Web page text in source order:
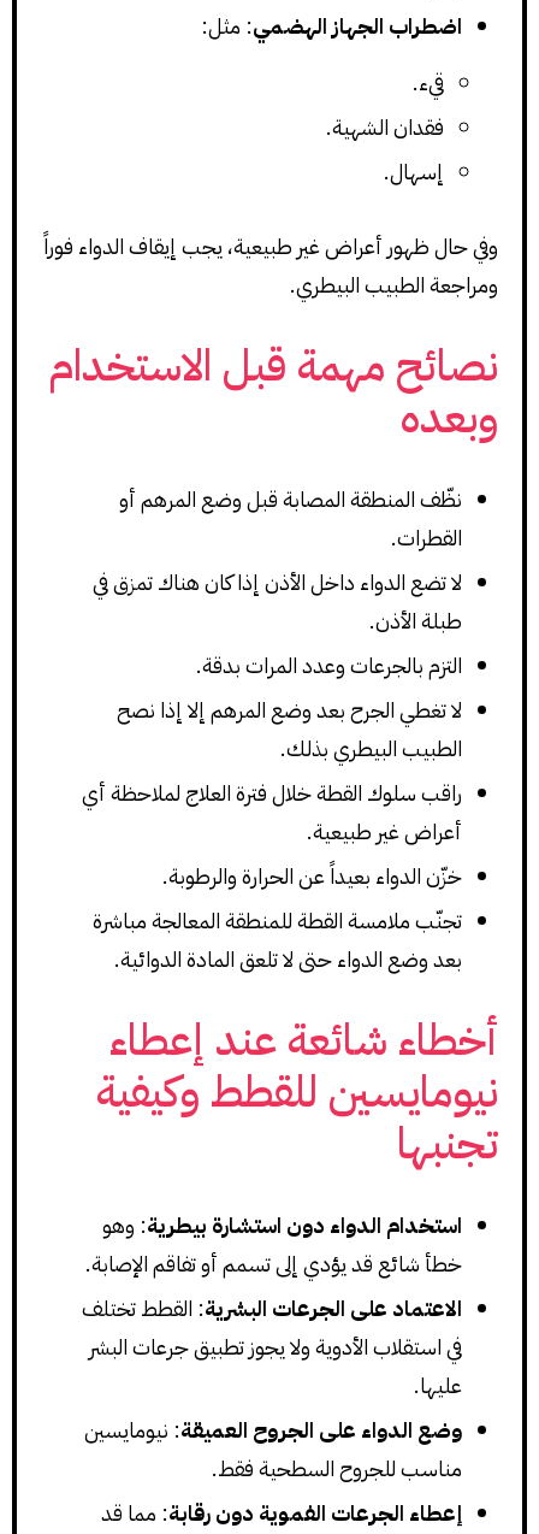
اضطراب الجهاز الهضمي: مثل:
قيء.
فقدان الشهية.
إسهال.
وفي حال ظهور أعراض غير طبيعية، يجب إيقاف الدواء فوراً
ومراجعة الطبيب البيطري.
نصائح مهمة قبل الاستخدام
وبعده
نظّف المنطقة المصابة قبل وضع المرهم أو
القطرات.
لا تضع الدواء داخل الأذن إذا كان هناك تمزق في
طبلة الأذن.
التزم بالجرعات وعدد المرات بدقة.
لا تغطي الجرح بعد وضع المرهم إلا إذا نصح
الطبيب البيطري بذلك.
راقب سلوك القطة خلال فترة العلاج لملاحظة أي
أعراض غير طبيعية.
خزّن الدواء بعيداً عن الحرارة والرطوبة.
تجنّب ملامسة القطة للمنطقة المعالجة مباشرة
بعد وضع الدواء حتى لا تلعق المادة الدوائية.
أخطاء شائعة عند إعطاء
نيومايسين للقطط وكيفية
تجنبها
استخدام الدواء دون استشارة بيطرية: وهو
خطأ شائع قد يؤدي إلى تسمم أو تفاقم الإصابة.
الاعتماد على الجرعات البشرية: القطط تختلف
في استقلاب الأدوية ولا يجوز تطبيق جرعات البشر
عليها.
وضع الدواء على الجروح العميقة: نيومايسين
مناسب للجروح السطحية فقط.
إعطاء الجرعات الفموية دون رقابة: مما قد